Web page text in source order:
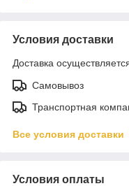
Условия доставки
Доставка
Самовывоз
Транспортная
Все условия доставки
Условия оплаты